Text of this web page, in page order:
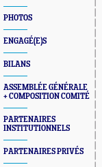
PHOTOS
ENGAGÉ(E)S
BILANS
ASSEMBLÉE GÉNÉRALE
+ COMPOSITION COMITÉ
PARTENAIRES
INSTITUTIONNELS
PARTENAIRES PRIVÉS